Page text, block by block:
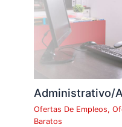
Administrativo/
Ofertas De Empleos,
Baratos